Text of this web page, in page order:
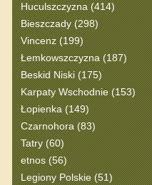
Huculszczyzna (414)
Bieszczady (298)
Vincenz (199)
Łemkowszczyzna (187)
Beskid Niski (175)
Karpaty Wschodnie (153)
Łopienka (149)
Czarnohora (83)
Tatry (60)
etnos (56)
Legiony Polskie (51)